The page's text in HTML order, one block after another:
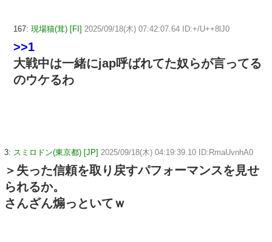
167: 現場猫(茸) [FI] 2025/09/18(木) 07:42:07.64 ID:+/U++8lJ0
>>1
大戦中は一緒にjap呼ばれてた奴らが言ってる
のウケるわ
3: スミロドン(東京都) [JP] 2025/09/18(木) 04:19:39.10 ID:RmaUvnhA0
＞失った信頼を取り戻すパフォーマンスを見せ
られるか。
さんざん煽っといてｗ